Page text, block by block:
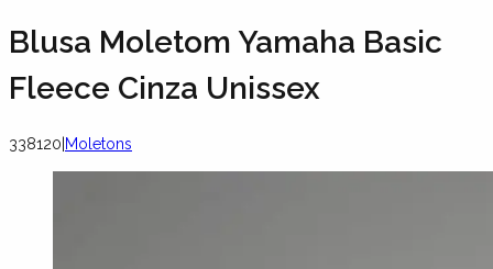
Blusa Moletom Yamaha Basic
Fleece Cinza Unissex
338120 Moletons